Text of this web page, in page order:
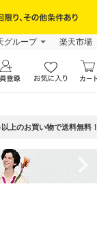
グループ 楽天市場
上のお買い物で送料無料！